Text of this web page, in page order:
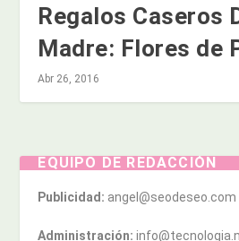
Regalos Caseros
Madre: Flores de
Abr 26, 2016
EQUIPO DE REDACCIÓN
Publicidad: angel@seodeseo.com
Administración: